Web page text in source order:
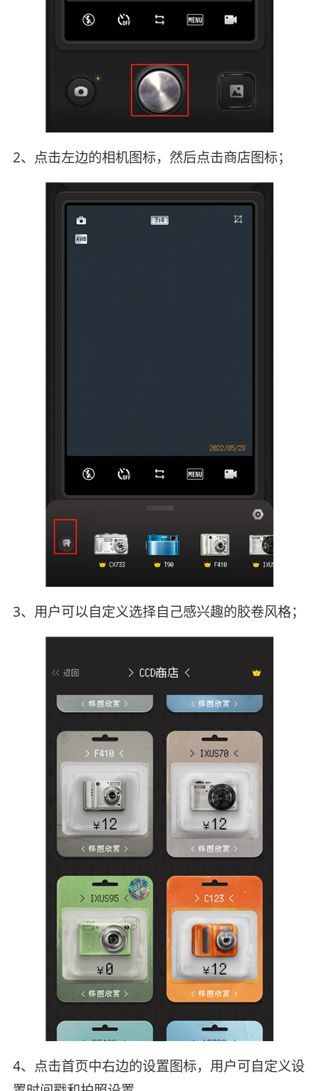
2、点击左边的相机图标，然后点击商店图标；
3、用户可以自定义选择自己感兴趣的胶卷风格；
4、点击首页中右边的设置图标，用户可自定义设